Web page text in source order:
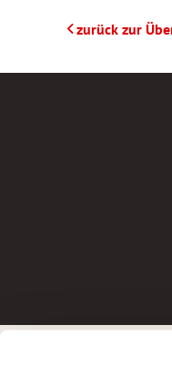
zurück zur